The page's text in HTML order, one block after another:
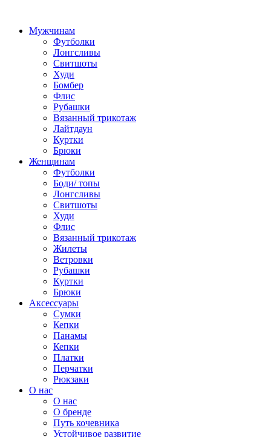
Мужчинам
Футболки
Лонгсливы
Свитшоты
Худи
Бомбер
Флис
Рубашки
Вязанный трикотаж
Лайтдаун
Куртки
Брюки
Женщинам
Футболки
Боди/ топы
Лонгсливы
Свитшоты
Худи
Флис
Вязанный трикотаж
Жилеты
Ветровки
Рубашки
Куртки
Брюки
Аксессуары
Сумки
Кепки
Панамы
Кепки
Платки
Перчатки
Рюкзаки
О нас
О нас
О бренде
Путь кочевника
Устойчивое развитие